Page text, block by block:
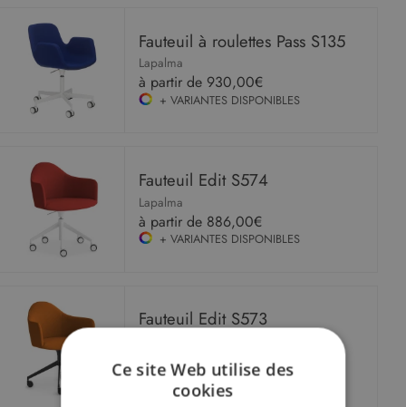
Fauteuil à roulettes Pass S135
Lapalma
à partir de 930,00€
+ VARIANTES DISPONIBLES
Fauteuil Edit S574
Lapalma
à partir de 886,00€
+ VARIANTES DISPONIBLES
Fauteuil Edit S573
à partir de 860,00€
+ VARIANTES DISPONIBLES
Ce site Web utilise des
cookies